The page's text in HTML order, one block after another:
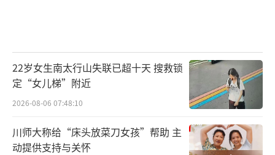
22岁女生南太行山失联已超十天 搜救锁
定“女儿梯”附近
2026-08-06 07:48:10
川师大称给“床头放菜刀女孩”帮助 主
动提供支持与关怀